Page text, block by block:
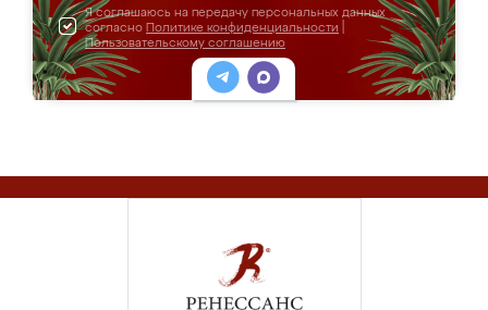
Я соглашаюсь на передачу персональных данных
согласно Политике конфиденциальности
Пользовательскому соглашению